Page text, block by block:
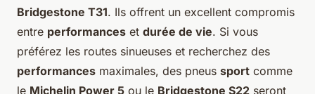
Bridgestone T31. Ils offrent un excellent compromis
entre performances et durée de vie. Si vous
préférez les routes sinueuses et recherchez des
performances maximales, des pneus sport comme
le Michelin Power 5 ou le Bridgestone S22 seront